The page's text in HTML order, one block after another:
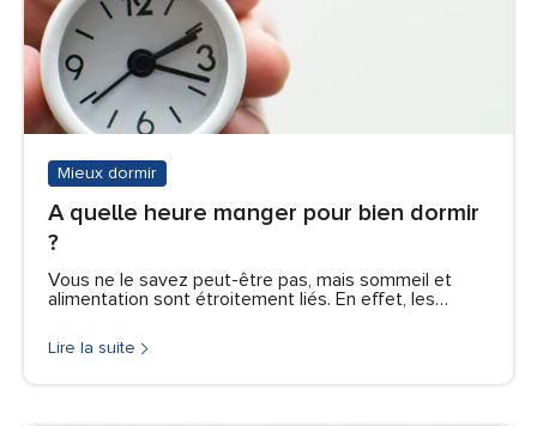
Mieux dormir
A quelle heure manger pour bien dormir
?
Vous ne le savez peut-être pas, mais sommeil et
alimentation sont étroitement liés. En effet, les…
Lire la suite